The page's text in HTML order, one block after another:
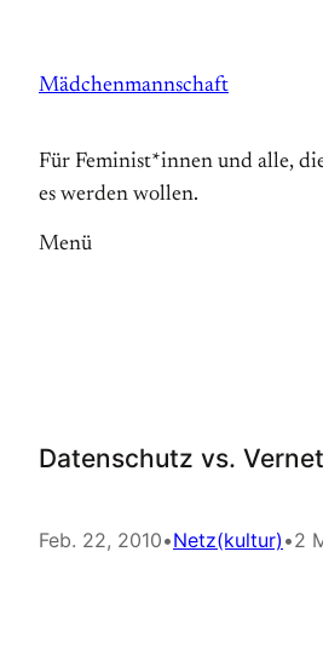
springen
Mädchenmannschaft
Für Feminist*innen und alle,
es werden wollen.
Menü
Datenschutz vs.
Feb. 22, 2010•Netz(kultur) •2